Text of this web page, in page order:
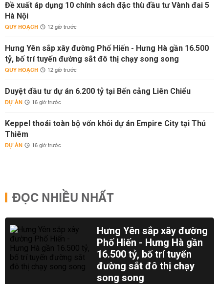
Đề xuất áp dụng 10 chính sách đặc thù đầu tư Vành đai 5
Hà Nội
QUY HOẠCH 12 giờ trước
Hưng Yên sắp xây đường Phố Hiến - Hưng Hà gần 16.500
tỷ, bố trí tuyến đường sắt đô thị chạy song song
QUY HOẠCH 12 giờ trước
Duyệt đầu tư dự án 6.200 tỷ tại Bến cảng Liên Chiểu
DỰ ÁN 16 giờ trước
Keppel thoái toàn bộ vốn khỏi dự án Empire City tại Thủ
Thiêm
DỰ ÁN 16 giờ trước
ĐỌC NHIỀU NHẤT
Hưng Yên sắp xây đường
Phố Hiến - Hưng Hà gần
16.500 tỷ, bố trí tuyến
đường sắt đô thị chạy
song song